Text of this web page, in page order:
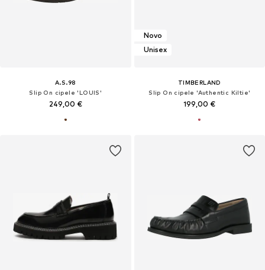
A.S.98
Slip On cipele 'LOUIS'
249,00 €
Novo
Unisex
TIMBERLAND
Slip On cipele 'Authentic Kiltie'
199,00 €